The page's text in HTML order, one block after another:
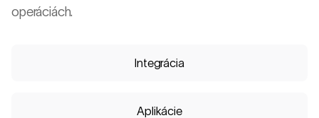
operáciách.
Integrácia
Aplikácie